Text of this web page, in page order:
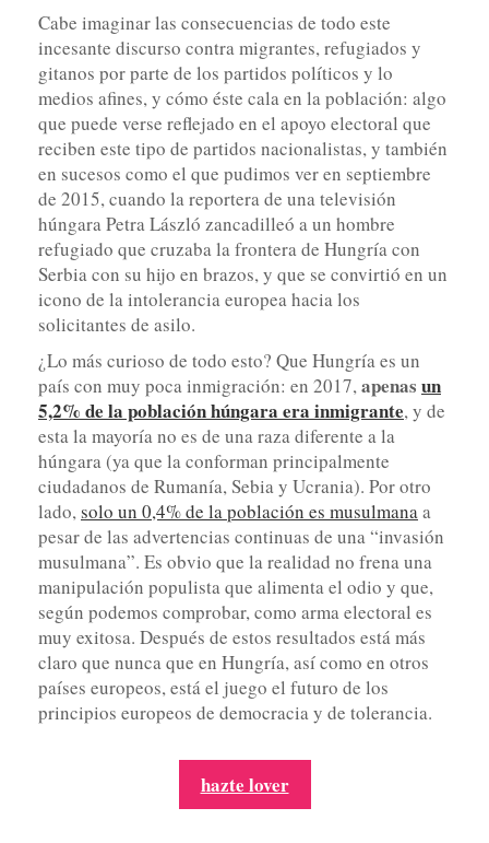
Cabe imaginar las consecuencias de todo este
incesante discurso contra migrantes, refugiados y
gitanos por parte de los partidos políticos y lo
medios afines, y cómo éste cala en la población: algo
que puede verse reflejado en el apoyo electoral que
reciben este tipo de partidos nacionalistas, y también
en sucesos como el que pudimos ver en septiembre
de 2015, cuando la reportera de una televisión
húngara Petra László zancadilleó a un hombre
refugiado que cruzaba la frontera de Hungría con
Serbia con su hijo en brazos, y que se convirtió en un
icono de la intolerancia europea hacia los
solicitantes de asilo.
¿Lo más curioso de todo esto? Que Hungría es un
país con muy poca inmigración: en 2017,apenas un
5,2% de la población húngara era inmigrante, y de
esta la mayoría no es de una raza diferente a la
húngara (ya que la conforman principalmente
ciudadanos de Rumanía, Sebia y Ucrania). Por otro
lado,solo un 0,4% de la población es musulmanaa
pesar de las advertencias continuas de una “invasión
musulmana”. Es obvio que la realidad no frena una
manipulación populista que alimenta el odio y que,
según podemos comprobar, como arma electoral es
muy exitosa. Después de estos resultados está más
claro que nunca que en Hungría, así como en otros
países europeos, está el juego el futuro de los
principios europeos de democracia y de tolerancia.
hazte lover